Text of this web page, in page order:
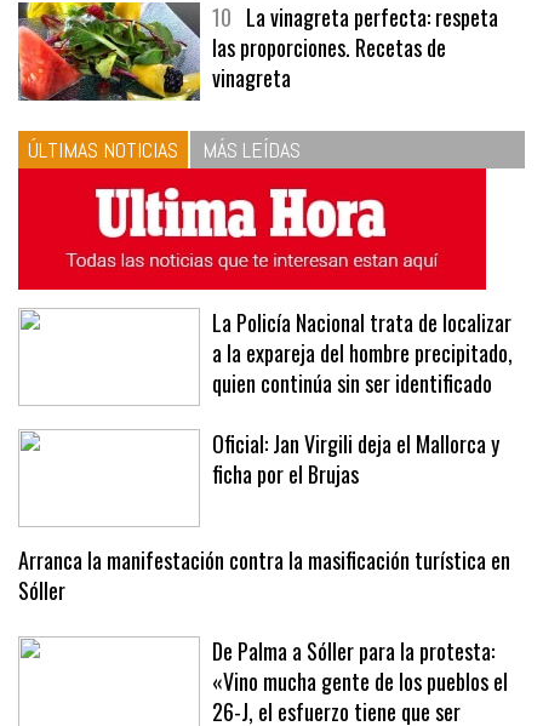
10 La vinagreta perfecta: respeta
las proporciones. Recetas de
vinagreta
ÚLTIMAS NOTICIAS MÁS LEÍDAS
La Policía Nacional trata de localizar
a la expareja del hombre precipitado,
quien continúa sin ser identificado
Oficial: Jan Virgili deja el Mallorca y
ficha por el Brujas
Arranca la manifestación contra la masificación turística en
Sóller
De Palma a Sóller para la protesta:
«Vino mucha gente de los pueblos el
26-J, el esfuerzo tiene que ser